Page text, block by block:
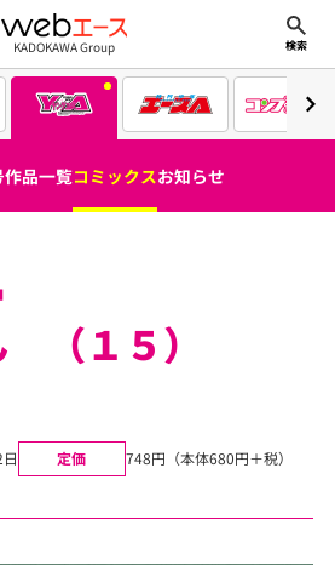
webエース
KADOKAWA Group 検索
作品一覧コミックスお知らせ
（１５）
定価 748円（本体680円＋税）